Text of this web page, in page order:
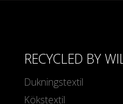
RECYCLED BY
Dukningstextil
Kökstextil